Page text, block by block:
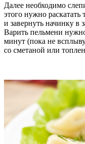
Далее необходимо
этого нужно раскатать
и завернуть начинку в
Варить пельмени
минут (пока не
со сметаной или